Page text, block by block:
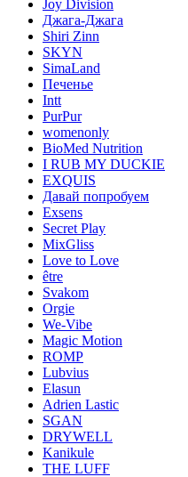
Joy Division
Джага-Джага
Shiri Zinn
SKYN
SimaLand
Печенье
Intt
PurPur
womenonly
BioMed Nutrition
I RUB MY DUCKIE
EXQUIS
Давай попробуем
Exsens
Secret Play
MixGliss
Love to Love
être
Svakom
Orgie
We-Vibe
Magic Motion
ROMP
Lubvius
Elasun
Adrien Lastic
SGAN
DRYWELL
Kanikule
THE LUFF